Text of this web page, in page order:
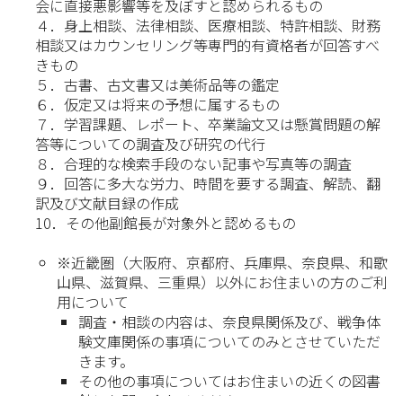
会に直接悪影響等を及ぼすと認められるもの
４．身上相談、法律相談、医療相談、特許相談、財務
相談又はカウンセリング等専門的有資格者が回答すべ
きもの
５．古書、古文書又は美術品等の鑑定
６．仮定又は将来の予想に属するもの
７．学習課題、レポート、卒業論文又は懸賞問題の解
答等についての調査及び研究の代行
８．合理的な検索手段のない記事や写真等の調査
９．回答に多大な労力、時間を要する調査、解読、翻
訳及び文献目録の作成
10．その他副館長が対象外と認めるもの
※近畿圏（大阪府、京都府、兵庫県、奈良県、和歌
山県、滋賀県、三重県）以外にお住まいの方のご利
用について
調査・相談の内容は、奈良県関係及び、戦争体
験文庫関係の事項についてのみとさせていただ
きます。
その他の事項についてはお住まいの近くの図書